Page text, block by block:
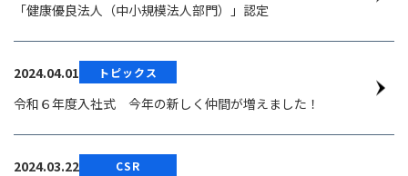
「健康優良法人（中小規模法人部門）」認定
2024.04.01 トピックス
令和６年度入社式 今年の新しく仲間が増えました！
2024.03.22 CSR